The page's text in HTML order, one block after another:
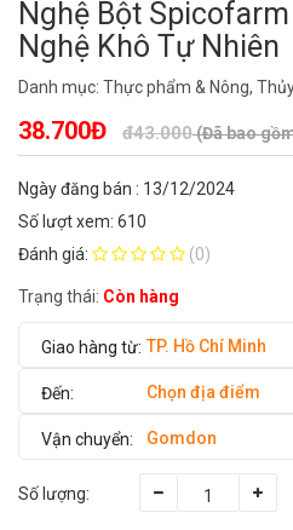
Nghệ Bột
Nghệ Khô Tự Nhiên
Danh mục: Thực phẩm & Nông,
38.700Đ đ43.000(Đã bao
Ngày đăng bán : 13/12/2024
Số lượt xem: 610
Đánh giá:
(0)
Trạng thái: Còn hàng
TP. Hồ Chí Minh
Chọn địa điểm
Gomdon
Số lượng: